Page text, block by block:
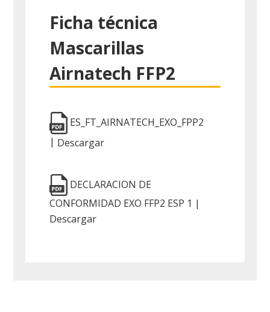
Ficha técnica
Mascarillas
Airnatech FFP2
ES_FT_AIRNATECH_EXO_FPP2
| Descargar
DECLARACION DE
CONFORMIDAD EXO FFP2 ESP 1 |
Descargar